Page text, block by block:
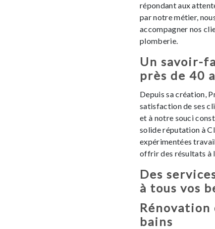
répondant aux
par notre métier,
accompagner nos
plomberie.
Un savoir-
près de 40
Depuis sa création,
satisfaction de ses
et à notre souci
solide réputation à
expérimentées
offrir des résultats à
Des
à tous vos
bains